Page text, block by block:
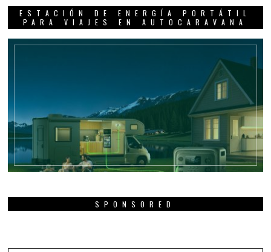
ESTACIÓN DE ENERGÍA PORTÁTIL
PARA VIAJES EN AUTOCARAVANA
SPONSORED